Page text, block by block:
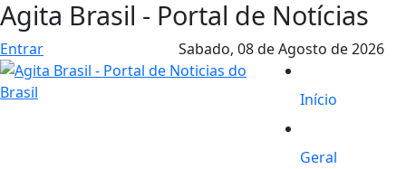
Agita Brasil - Portal de Notícias
Entrar Sabado, 08 de Agosto de 2026
Início
Geral